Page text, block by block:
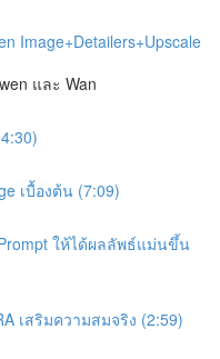
Image+Detailers+Upscale
และ Wan
เบื้องต้น (7:09)
ให้ได้ผลลัพธ์แม่นขึ้น
เสริมความสมจริง (2:59)